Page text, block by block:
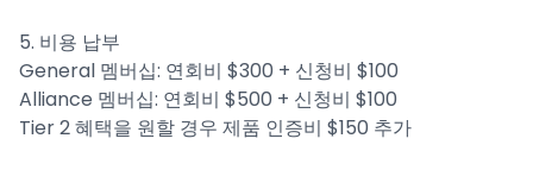
5. 비용 납부
General 멤버십: 연회비 $300 + 신청비 $100
Alliance 멤버십: 연회비 $500 + 신청비 $100
Tier 2 혜택을 원할 경우 제품 인증비 $150 추가